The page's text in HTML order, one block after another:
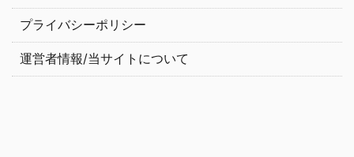
プライバシーポリシー
運営者情報/当サイトについて